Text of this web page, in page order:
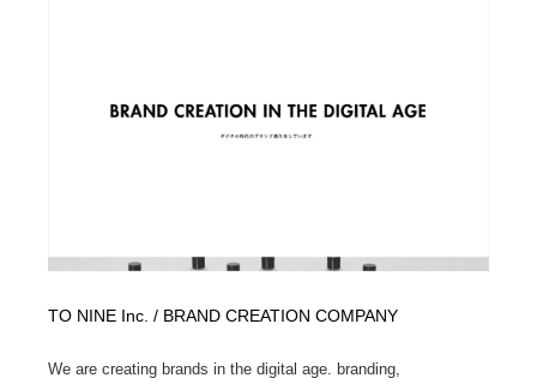
TO NINE Inc. / BRAND CREATION COMPANY
We are creating brands in the digital age. branding,